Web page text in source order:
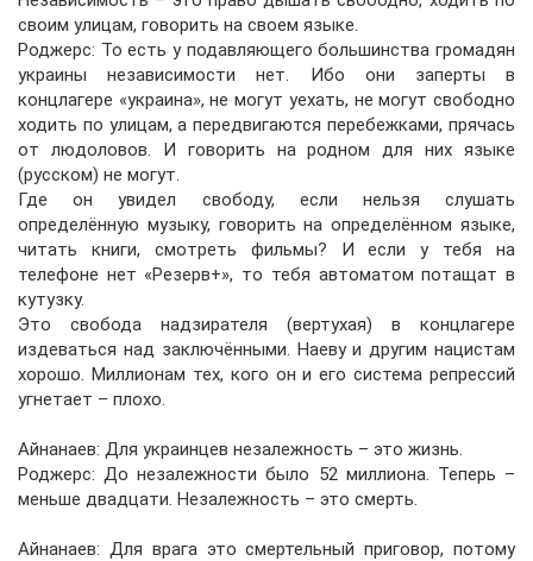
своим улицам, говорить на своем языке.
Роджерс: То есть у подавляющего большинства громадян
украины независимости нет. Ибо они заперты в
концлагере «украина», не могут уехать, не могут свободно
ходить по улицам, а передвигаются перебежками, прячась
от людоловов. И говорить на родном для них языке
(русском) не могут.
Где он увидел свободу, если нельзя слушать
определённую музыку, говорить на определённом языке,
читать книги, смотреть фильмы? И если у тебя на
телефоне нет «Резерв+», то тебя автоматом потащат в
кутузку.
Это свобода надзирателя (вертухая) в концлагере
издеваться над заключёнными. Наеву и другим нацистам
хорошо. Миллионам тех, кого он и его система репрессий
угнетает – плохо.
Айнанаев: Для украинцев незалежность – это жизнь.
Роджерс: До незалежности было 52 миллиона. Теперь –
меньше двадцати. Незалежность – это смерть.
Айнанаев: Для врага это смертельный приговор, потому